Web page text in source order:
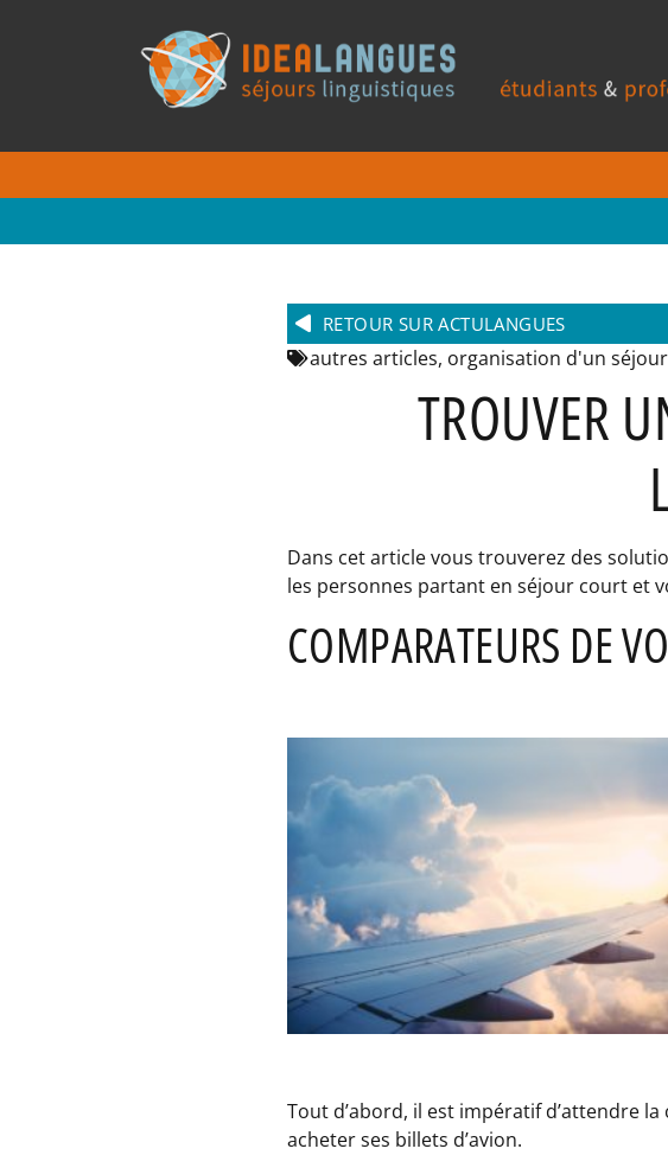
RETOUR SUR ACTULANGUES
autres articles, organisation d'un
TROUVER
Dans cet article vous trouverez des
les personnes partant en séjour court et
COMPARATEURS DE
Tout d’abord, il est impératif d’attendre la
acheter ses billets d’avion.